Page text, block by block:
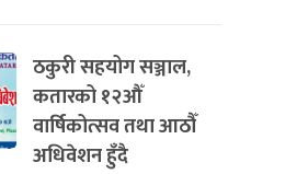
ठकुरी सहयोग सञ्जाल,
कतारको १२औँ
वार्षिकोत्सव तथा आठौँ
अधिवेशन हुँदै